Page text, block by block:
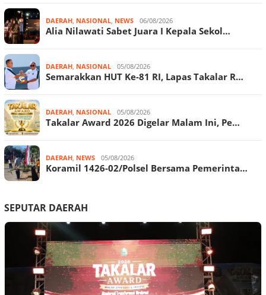
DAERAH, NASIONAL, NEWS 06/08/2026
Alia Nilawati Sabet Juara I Kepala Sekol…
DAERAH, NASIONAL 05/08/2026
Semarakkan HUT Ke-81 RI, Lapas Takalar R…
DAERAH, NASIONAL 05/08/2026
Takalar Award 2026 Digelar Malam Ini, Pe…
DAERAH, NEWS 05/08/2026
Koramil 1426-02/Polsel Bersama Pemerinta…
SEPUTAR DAERAH